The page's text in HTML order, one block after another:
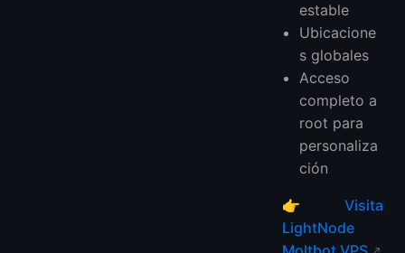
estable
Ubicacione
s globales
Acceso
completo a
root para
personaliza
ción
👉 Visita
LightNode